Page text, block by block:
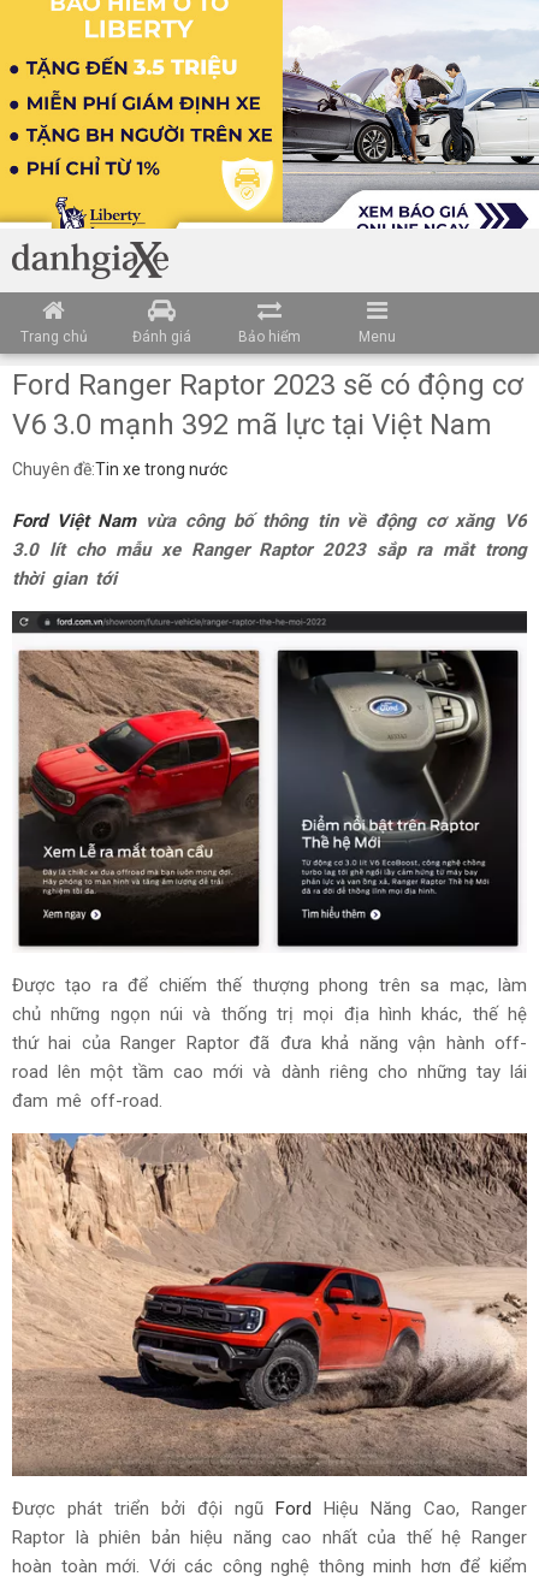
Trang chủ Đánh giá Bảo hiểm Menu
Ford Ranger Raptor 2023 sẽ có động cơ
V6 3.0 mạnh 392 mã lực tại Việt Nam
Chuyên đề:Tin xe trong nước
Ford Việt Namvừa công bố thông tin về động cơ xăng V6
3.0 lít cho mẫu xe Ranger Raptor 2023 sắp ra mắt trong
thời gian tới
Được tạo ra để chiếm thế thượng phong trên sa mạc, làm
chủ những ngọn núi và thống trị mọi địa hình khác, thế hệ
thứ hai của Ranger Raptor đã đưa khả năng vận hành off-
road lên một tầm cao mới và dành riêng cho những tay lái
đam mê off-road.
Được phát triển bởi đội ngũ Ford Hiệu Năng Cao, Ranger
Raptor là phiên bản hiệu năng cao nhất của thế hệ Ranger
hoàn toàn mới. Với các công nghệ thông minh hơn để kiểm